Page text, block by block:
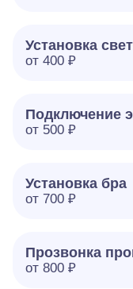
Установка
от 400 ₽
Подключение
от 500 ₽
Установка бра
от 700 ₽
Прозвонка
от 800 ₽